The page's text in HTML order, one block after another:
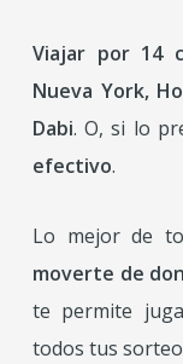
Viajar por 14
Nueva York,
Dabi. O, si lo
efectivo.
Lo mejor de
moverte de
te permite
todos tus